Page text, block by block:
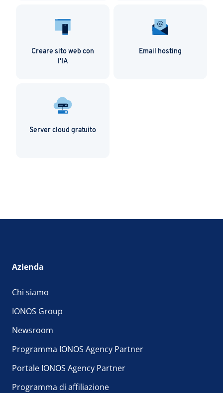
Creare sito web con
l'IA
Email hosting
Server cloud gratuito
Azienda
Chi siamo
IONOS Group
Newsroom
Programma IONOS Agency Partner
Portale IONOS Agency Partner
Programma di affiliazione